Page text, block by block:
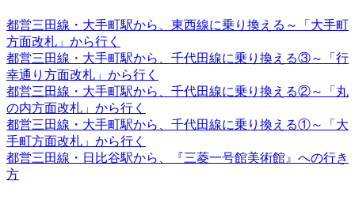
都営三田線・大手町駅から、東西線に乗り換える～「大手町
方面改札」から行く
都営三田線・大手町駅から、千代田線に乗り換える③～「行
幸通り方面改札」から行く
都営三田線・大手町駅から、千代田線に乗り換える②～「丸
の内方面改札」から行く
都営三田線・大手町駅から、千代田線に乗り換える①～「大
手町方面改札」から行く
都営三田線・日比谷駅から、『三菱一号館美術館』への行き
方